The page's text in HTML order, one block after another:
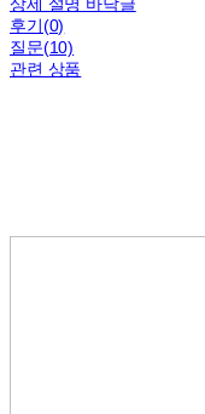
후기(0)
질문(10)
관련 상품